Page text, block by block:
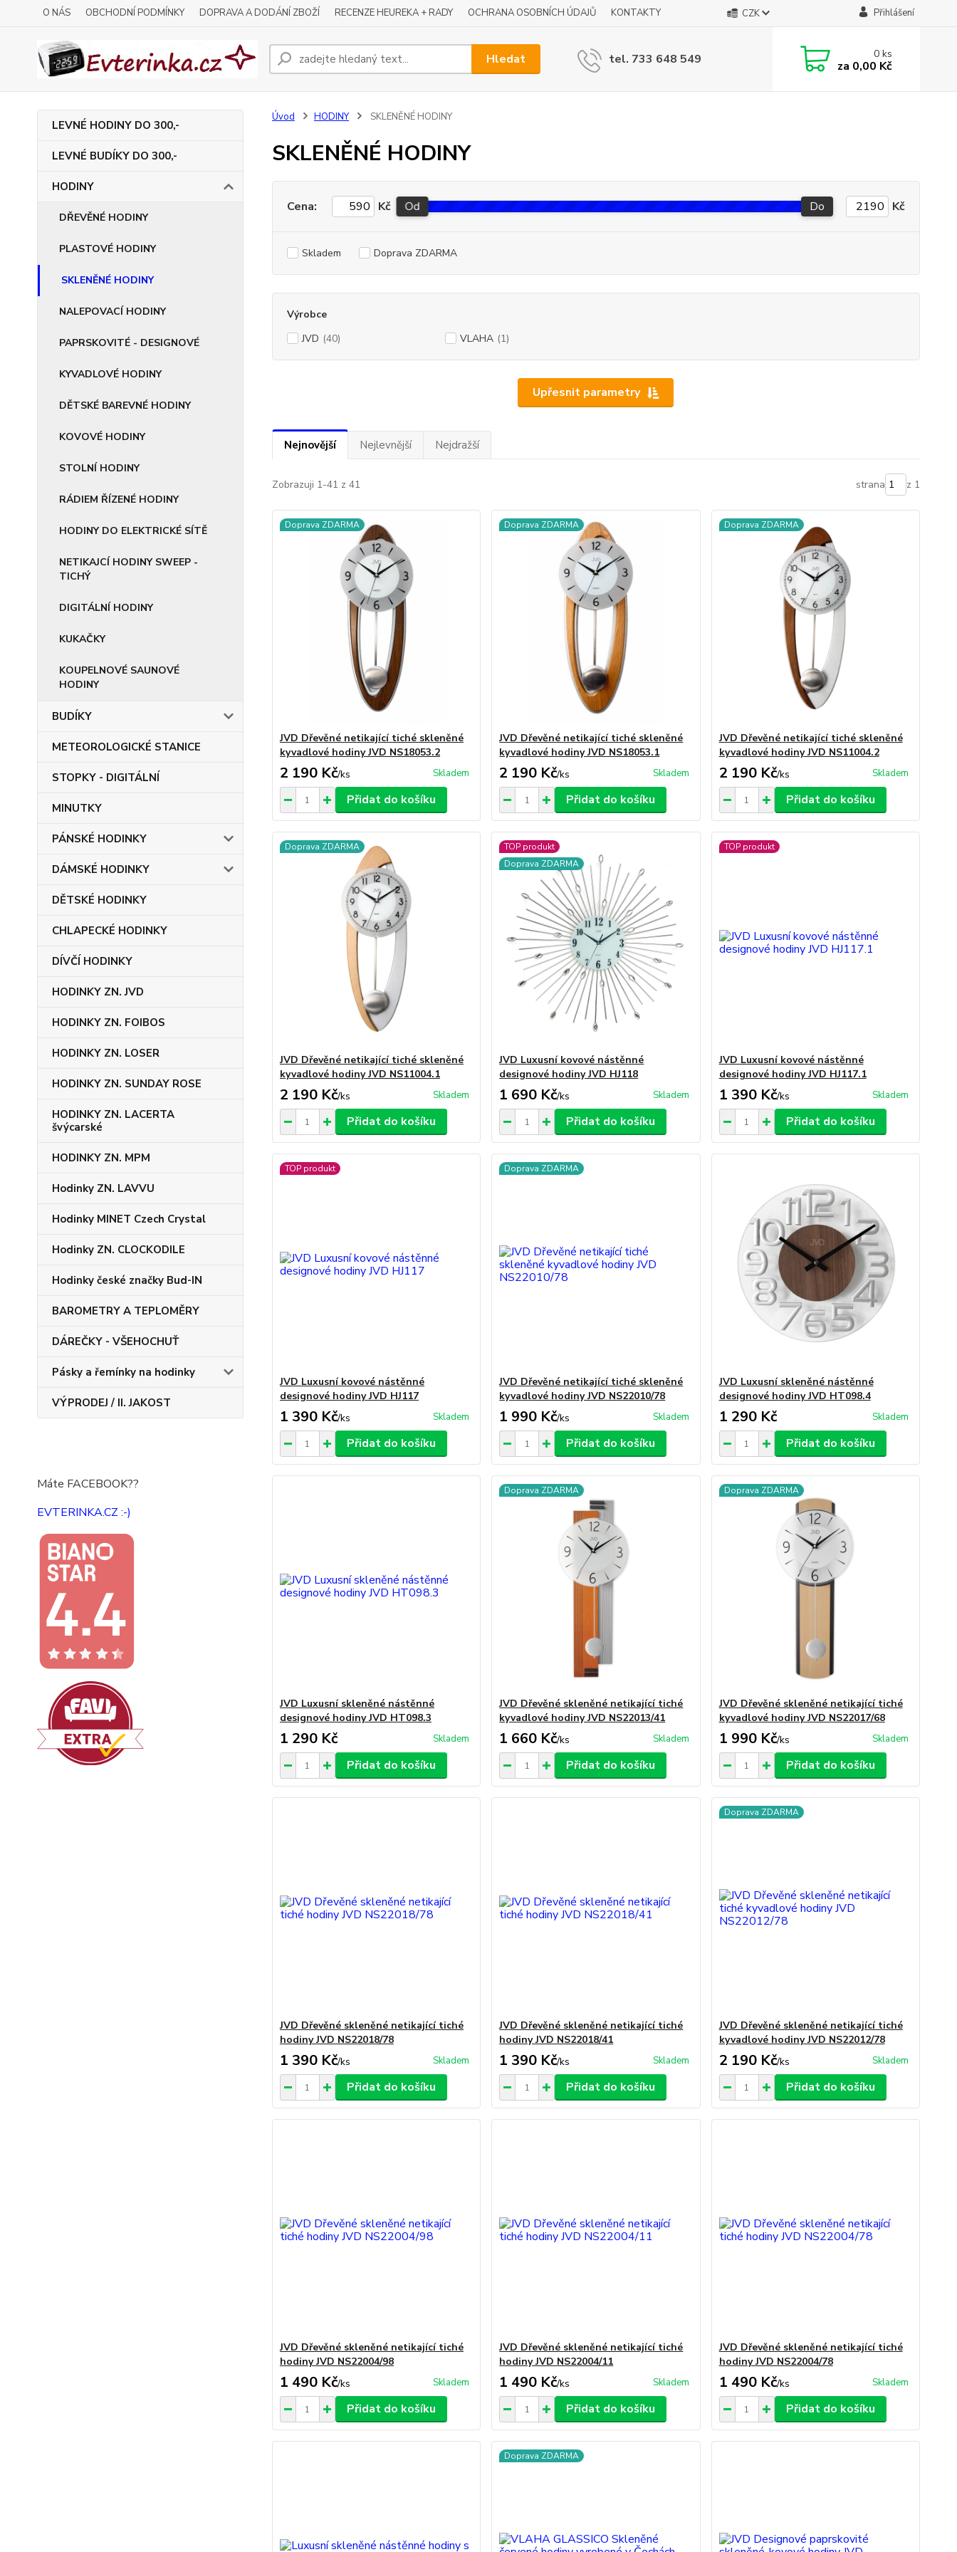
O NÁS OBCHODNÍ PODMÍNKY DOPRAVA A DODÁNÍ ZBOŽÍ RECENZE HEUREKA + RADY OCHRANA OSOBNÍCH ÚDAJŮ KONTAKTY CZK Přihlášení
Hledat tel. 733 648 549 0ks
za 0,00 Kč
LEVNÉ HODINY DO 300,-
LEVNÉ BUDÍKY DO 300,-
HODINY
DŘEVĚNÉ HODINY
PLASTOVÉ HODINY
SKLENĚNÉ HODINY
NALEPOVACÍ HODINY
PAPRSKOVITÉ - DESIGNOVÉ
KYVADLOVÉ HODINY
DĚTSKÉ BAREVNÉ HODINY
KOVOVÉ HODINY
STOLNÍ HODINY
RÁDIEM ŘÍZENÉ HODINY
HODINY DO ELEKTRICKÉ SÍTĚ
NETIKAJCÍ HODINY SWEEP -
TICHÝ
DIGITÁLNÍ HODINY
KUKAČKY
KOUPELNOVÉ SAUNOVÉ
HODINY
BUDÍKY
METEOROLOGICKÉ STANICE
STOPKY - DIGITÁLNÍ
MINUTKY
PÁNSKÉ HODINKY
DÁMSKÉ HODINKY
DĚTSKÉ HODINKY
CHLAPECKÉ HODINKY
DÍVČÍ HODINKY
HODINKY ZN. JVD
HODINKY ZN. FOIBOS
HODINKY ZN. LOSER
HODINKY ZN. SUNDAY ROSE
HODINKY ZN. LACERTA
švýcarské
HODINKY ZN. MPM
Hodinky ZN. LAVVU
Hodinky MINET Czech Crystal
Hodinky ZN. CLOCKODILE
Hodinky české značky Bud-IN
BAROMETRY A TEPLOMĚRY
DÁREČKY - VŠEHOCHUŤ
Pásky a řemínky na hodinky
VÝPRODEJ / II. JAKOST
Máte FACEBOOK??
EVTERINKA.CZ :-)
Úvod HODINY SKLENĚNÉ HODINY
SKLENĚNÉ HODINY
Upřesnit parametry
Cena: Kč Od Do Kč
Skladem Doprava ZDARMA
Výrobce
JVD (40) VLAHA (1)
Nejnovější Nejlevnější Nejdražší
Zobrazuji 1-41 z 41 strana z 1
Doprava ZDARMA
JVD Dřevěné netikající tiché skleněné
kyvadlové hodiny JVD NS18053.2
2 190 Kč/ks Skladem
Přidat do košíku
Doprava ZDARMA
JVD Dřevěné netikající tiché skleněné
kyvadlové hodiny JVD NS18053.1
2 190 Kč/ks Skladem
Přidat do košíku
Doprava ZDARMA
JVD Dřevěné netikající tiché skleněné
kyvadlové hodiny JVD NS11004.2
2 190 Kč/ks Skladem
Přidat do košíku
Doprava ZDARMA
JVD Dřevěné netikající tiché skleněné
kyvadlové hodiny JVD NS11004.1
2 190 Kč/ks Skladem
Přidat do košíku
TOP produkt
Doprava ZDARMA
JVD Luxusní kovové nástěnné
designové hodiny JVD HJ118
1 690 Kč/ks Skladem
Přidat do košíku
TOP produkt
JVD Luxusní kovové nástěnné
designové hodiny JVD HJ117.1
1 390 Kč/ks Skladem
Přidat do košíku
TOP produkt
JVD Luxusní kovové nástěnné
designové hodiny JVD HJ117
1 390 Kč/ks Skladem
Přidat do košíku
Doprava ZDARMA
JVD Dřevěné netikající tiché skleněné
kyvadlové hodiny JVD NS22010/78
1 990 Kč/ks Skladem
Přidat do košíku
JVD Luxusní skleněné nástěnné
designové hodiny JVD HT098.4
1 290 Kč Skladem
Přidat do košíku
JVD Luxusní skleněné nástěnné
designové hodiny JVD HT098.3
1 290 Kč Skladem
Přidat do košíku
Doprava ZDARMA
JVD Dřevěné skleněné netikající tiché
kyvadlové hodiny JVD NS22013/41
1 660 Kč/ks Skladem
Přidat do košíku
Doprava ZDARMA
JVD Dřevěné skleněné netikající tiché
kyvadlové hodiny JVD NS22017/68
1 990 Kč/ks Skladem
Přidat do košíku
JVD Dřevěné skleněné netikající tiché
hodiny JVD NS22018/78
1 390 Kč/ks Skladem
Přidat do košíku
JVD Dřevěné skleněné netikající tiché
hodiny JVD NS22018/41
1 390 Kč/ks Skladem
Přidat do košíku
Doprava ZDARMA
JVD Dřevěné skleněné netikající tiché
kyvadlové hodiny JVD NS22012/78
2 190 Kč/ks Skladem
Přidat do košíku
JVD Dřevěné skleněné netikající tiché
hodiny JVD NS22004/98
1 490 Kč/ks Skladem
Přidat do košíku
JVD Dřevěné skleněné netikající tiché
hodiny JVD NS22004/11
1 490 Kč/ks Skladem
Přidat do košíku
JVD Dřevěné skleněné netikající tiché
hodiny JVD NS22004/78
1 490 Kč/ks Skladem
Přidat do košíku
Doprava ZDARMA